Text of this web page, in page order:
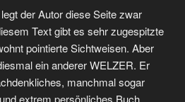
der Autor diese Seite zwar
Text gibt es sehr zugespitzte
pointierte Sichtweisen. Aber
ein anderer WELZER. Er
manchmal sogar
extrem persönliches Buch